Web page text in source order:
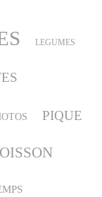
LEGUMES
PIQUE